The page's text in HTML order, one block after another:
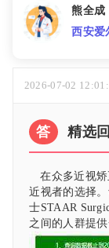
熊全成
西安爱
2026-07-02
答 精选
在众多近视
近视者的选择
士STAAR
之间的人群提